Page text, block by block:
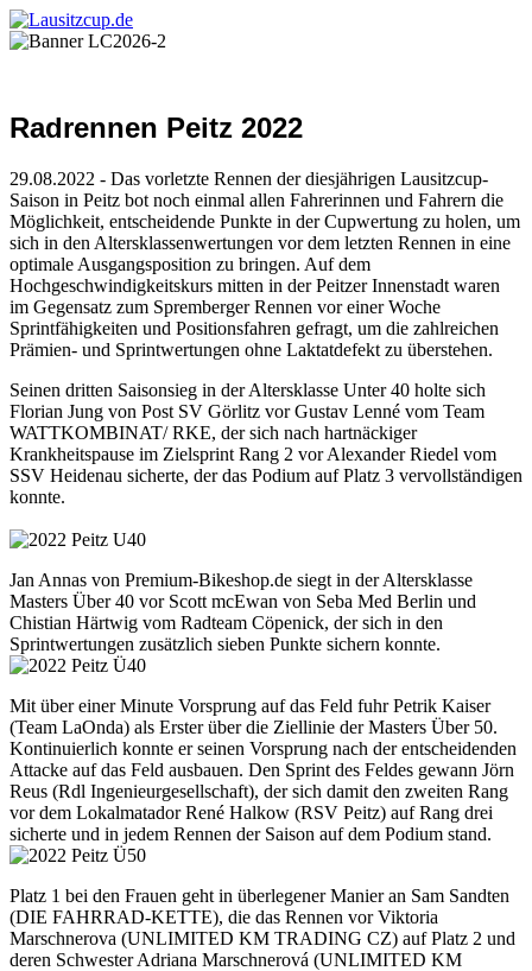
Radrennen Peitz 2022
29.08.2022 - Das vorletzte Rennen der diesjährigen Lausitzcup-
Saison in Peitz bot noch einmal allen Fahrerinnen und Fahrern die
Möglichkeit, entscheidende Punkte in der Cupwertung zu holen, um
sich in den Altersklassenwertungen vor dem letzten Rennen in eine
optimale Ausgangsposition zu bringen. Auf dem
Hochgeschwindigkeitskurs mitten in der Peitzer Innenstadt waren
im Gegensatz zum Spremberger Rennen vor einer Woche
Sprintfähigkeiten und Positionsfahren gefragt, um die zahlreichen
Prämien- und Sprintwertungen ohne Laktatdefekt zu überstehen.
Seinen dritten Saisonsieg in der Altersklasse Unter 40 holte sich
Florian Jung von Post SV Görlitz vor Gustav Lenné vom Team
WATTKOMBINAT/ RKE, der sich nach hartnäckiger
Krankheitspause im Zielsprint Rang 2 vor Alexander Riedel vom
SSV Heidenau sicherte, der das Podium auf Platz 3 vervollständigen
konnte.
Jan Annas von Premium-Bikeshop.de siegt in der Altersklasse
Masters Über 40 vor Scott mcEwan von Seba Med Berlin und
Chistian Härtwig vom Radteam Cöpenick, der sich in den
Sprintwertungen zusätzlich sieben Punkte sichern konnte.
Mit über einer Minute Vorsprung auf das Feld fuhr Petrik Kaiser
(Team LaOnda) als Erster über die Ziellinie der Masters Über 50.
Kontinuierlich konnte er seinen Vorsprung nach der entscheidenden
Attacke auf das Feld ausbauen. Den Sprint des Feldes gewann Jörn
Reus (Rdl Ingenieurgesellschaft), der sich damit den zweiten Rang
vor dem Lokalmatador René Halkow (RSV Peitz) auf Rang drei
sicherte und in jedem Rennen der Saison auf dem Podium stand.
Platz 1 bei den Frauen geht in überlegener Manier an Sam Sandten
(DIE FAHRRAD-KETTE), die das Rennen vor Viktoria
Marschnerova (UNLIMITED KM TRADING CZ) auf Platz 2 und
deren Schwester Adriana Marschnerová (UNLIMITED KM